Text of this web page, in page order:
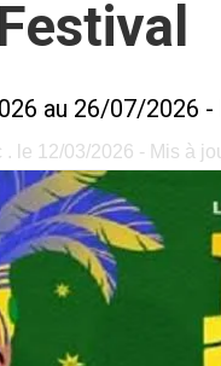
au 26/07/2026 -
. le 12/03/2026 - Mis à